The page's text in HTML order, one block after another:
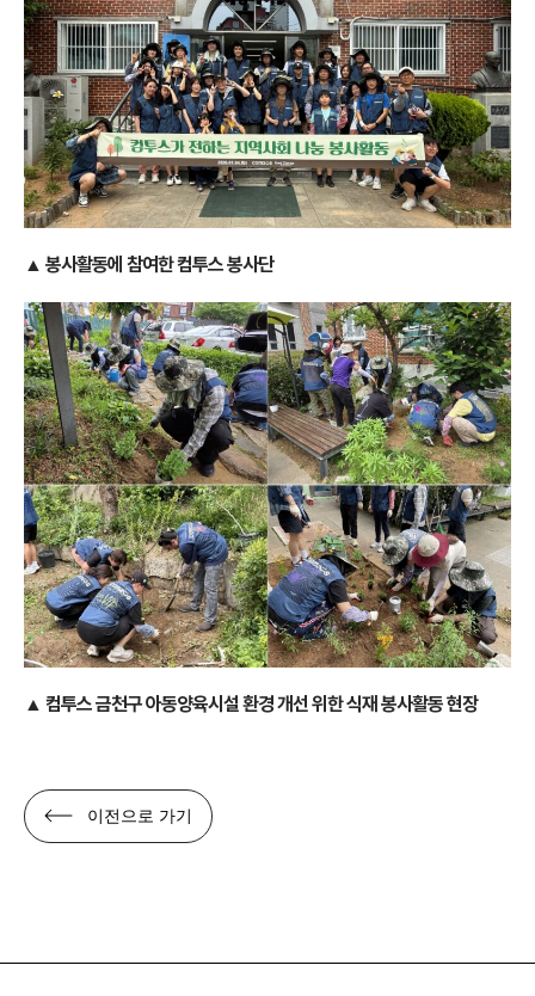
▲ 봉사활동에 참여한 컴투스 봉사단
▲ 컴투스 금천구 아동양육시설 환경 개선 위한 식재 봉사활동 현장
이전으로 가기